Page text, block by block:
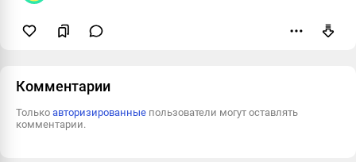
Комментарии
Только авторизированные пользователи могут оставлять
комментарии.